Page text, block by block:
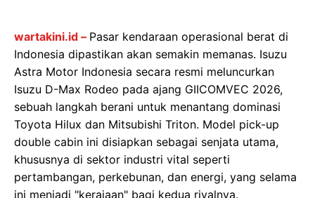
wartakini.id – Pasar kendaraan operasional berat di
Indonesia dipastikan akan semakin memanas. Isuzu
Astra Motor Indonesia secara resmi meluncurkan
Isuzu D-Max Rodeo pada ajang GIICOMVEC 2026,
sebuah langkah berani untuk menantang dominasi
Toyota Hilux dan Mitsubishi Triton. Model pick-up
double cabin ini disiapkan sebagai senjata utama,
khususnya di sektor industri vital seperti
pertambangan, perkebunan, dan energi, yang selama
ini menjadi "kerajaan" bagi kedua rivalnya.